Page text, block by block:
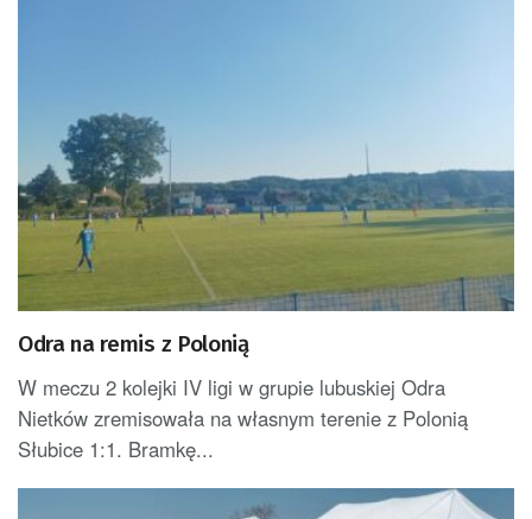
Odra na remis z Polonią
W meczu 2 kolejki IV ligi w grupie lubuskiej Odra
Nietków zremisowała na własnym terenie z Polonią
Słubice 1:1. Bramkę...